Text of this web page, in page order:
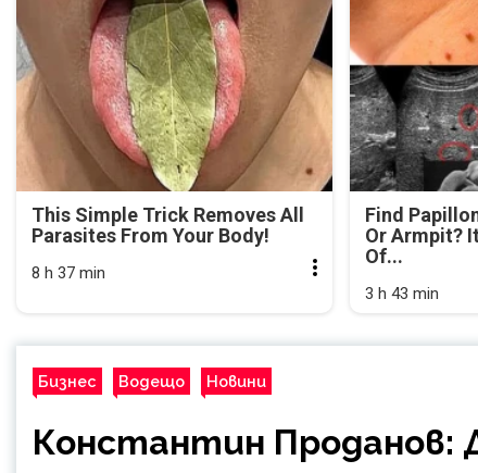
This Simple Trick Removes All
Parasites From Your Body!
8 h 37 min
Find
Or Armpit?
Of...
3 h 43 min
Бизнес Водещо Новини
Константин Проданов: